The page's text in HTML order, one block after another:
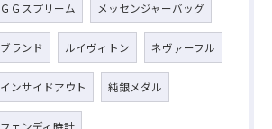
ＧＧスプリーム メッセンジャーバッグ
ブランド ルイヴィトン ネヴァーフル
インサイドアウト 純銀メダル